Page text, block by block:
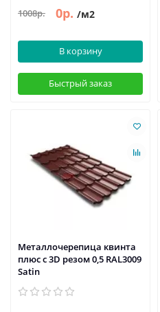
1008р. 0р. /м2
В корзину
Быстрый заказ
Металлочерепица квинта
плюс c 3D резом 0,5 RAL3009
Satin